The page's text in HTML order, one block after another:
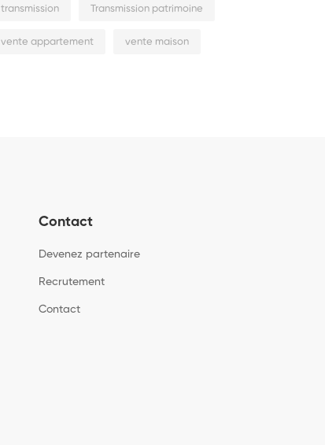
transmission Transmission patrimoine
vente appartement vente maison
Contact
Devenez partenaire
Recrutement
Contact